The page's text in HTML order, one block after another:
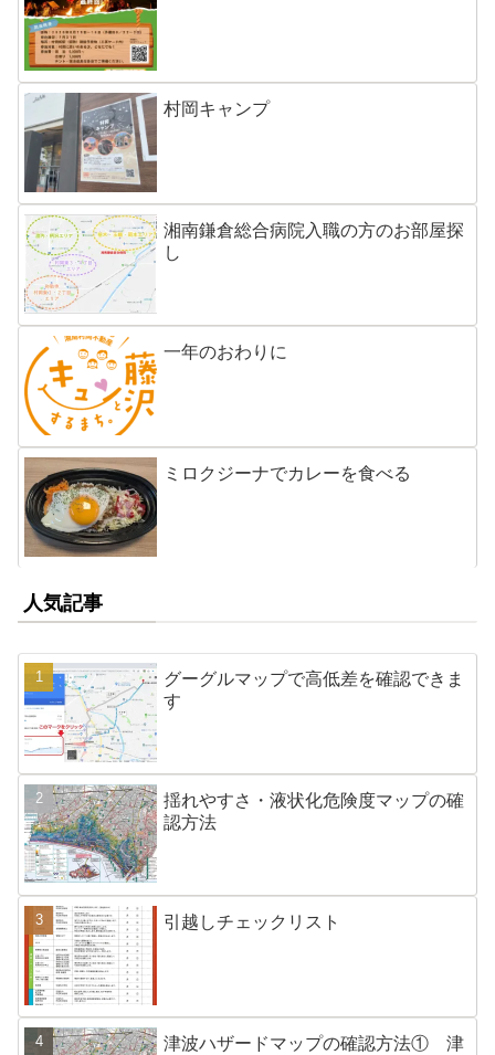
村岡キャンプ
湘南鎌倉総合病院入職の方のお部屋探
し
一年のおわりに
ミロクジーナでカレーを食べる
人気記事
グーグルマップで高低差を確認できま
す
揺れやすさ・液状化危険度マップの確
認方法
引越しチェックリスト
津波ハザードマップの確認方法① 津